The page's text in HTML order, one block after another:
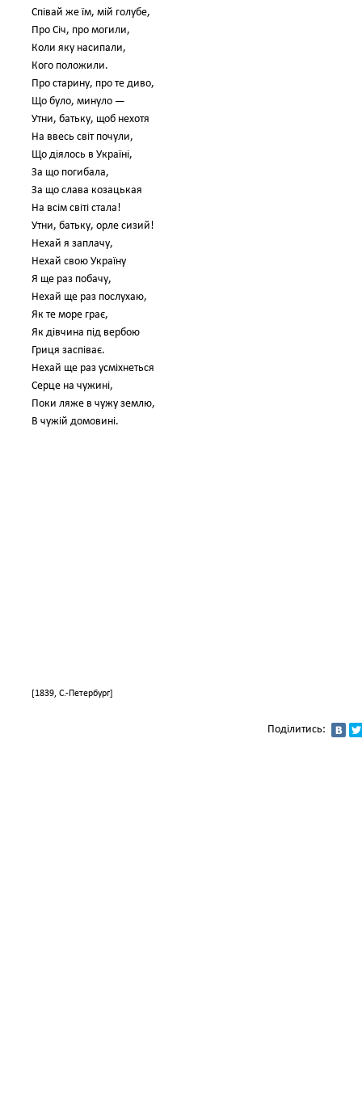
Співай же їм, мій голубе,
Про Січ, про могили,
Коли яку насипали,
Кого положили.
Про старину, про те диво,
Що було, минуло —
Утни, батьку, щоб нехотя
На ввесь світ почули,
Що діялось в Україні,
За що погибала,
За що слава козацькая
На всім світі стала!
Утни, батьку, орле сизий!
Нехай я заплачу,
Нехай свою Україну
Я ще раз побачу,
Нехай ще раз послухаю,
Як те море грає,
Як дівчина під вербою
Гриця заспіває.
Нехай ще раз усміхнеться
Серце на чужині,
Поки ляже в чужу землю,
В чужій домовині.
[1839, С.-Петербург]
Поділитись: